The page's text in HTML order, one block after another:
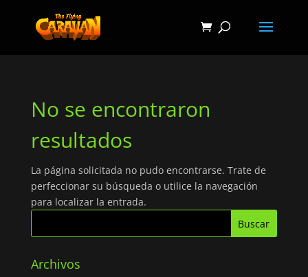
No se encontraron
resultados
La página solicitada no pudo encontrarse. Trate de
perfeccionar su búsqueda o utilice la navegación
para localizar la entrada.
Archivos